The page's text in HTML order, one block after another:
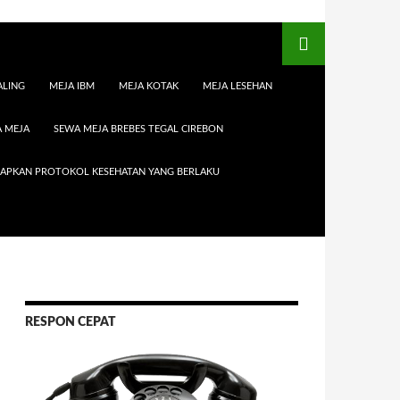
MEJA IBM MEJA KOTAK MEJA LESEHAN
MEJA SEWA MEJA BREBES TEGAL CIREBON
PROTOKOL KESEHATAN YANG BERLAKU
RESPON CEPAT